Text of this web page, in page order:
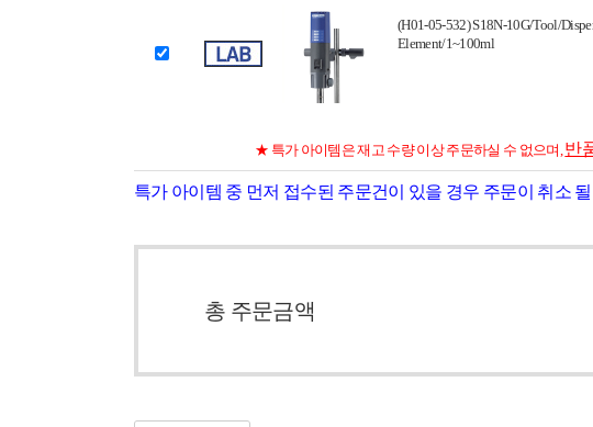
(H01-05-532) S18N-10G/Tool/
Element/1~100ml
★ 특가 아이템은 재고 수량 이상 주문하실 수 없으며,반
특가 아이템 중 먼저 접수된 주문건이 있을 경우 주문이 취소
총 주문금액